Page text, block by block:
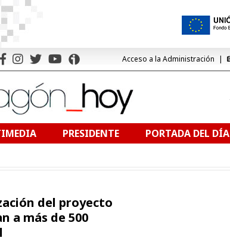
Acceso a la Administración
PRESIDENTE PORTADA DEL DÍA
del proyecto
a más de 500